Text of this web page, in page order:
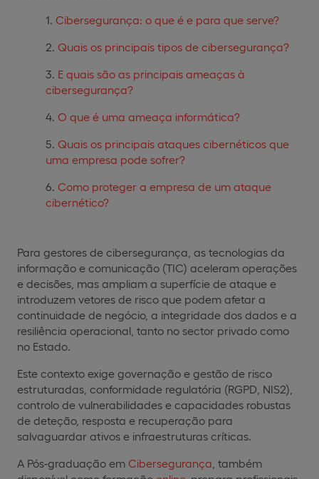
Cibersegurança: o que é e para que serve?
Quais os principais tipos de cibersegurança?
E quais são as principais ameaças à
cibersegurança?
O que é uma ameaça informática?
Quais os principais ataques cibernéticos que
uma empresa pode sofrer?
Como proteger a empresa de um ataque
cibernético?
Para gestores de cibersegurança, as tecnologias da
informação e comunicação (TIC) aceleram operações
e decisões, mas ampliam a superfície de ataque e
introduzem vetores de risco que podem afetar a
continuidade de negócio, a integridade dos dados e a
resiliência operacional, tanto no sector privado como
no Estado.
Este contexto exige governação e gestão de risco
estruturadas, conformidade regulatória (RGPD, NIS2),
controlo de vulnerabilidades e capacidades robustas
de deteção, resposta e recuperação para
salvaguardar ativos e infraestruturas críticas.
A Pós-graduação em Cibersegurança , também